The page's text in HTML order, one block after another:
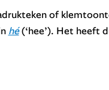
of
hé(‘hee’). Het heeft